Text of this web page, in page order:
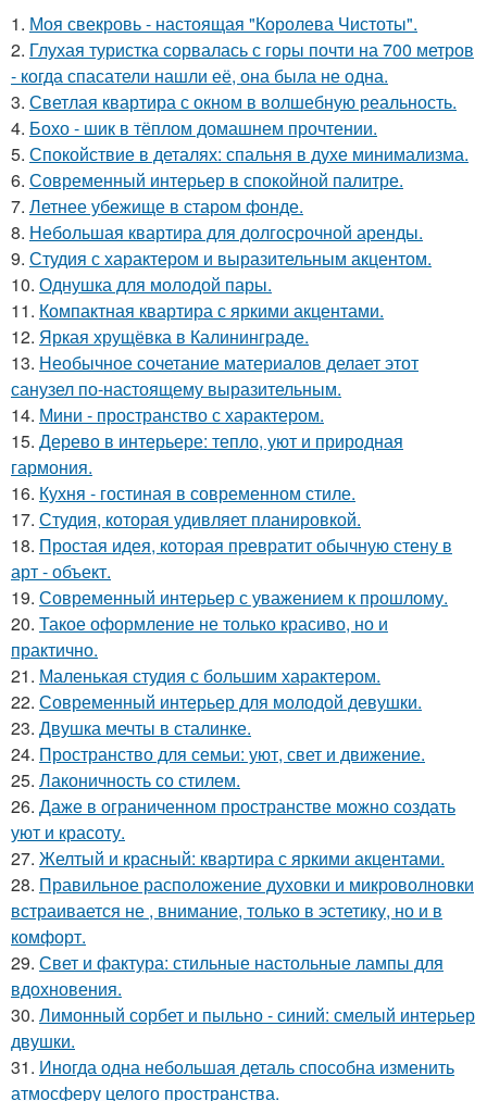
1. Моя свекровь - настоящая "Королева Чистоты".
2. Глухая туристка сорвалась с горы почти на 700 метров
- когда спасатели нашли её, она была не одна.
3. Светлая квартира с окном в волшебную реальность.
4. Бохо - шик в тёплом домашнем прочтении.
5. Спокойствие в деталях: спальня в духе минимализма.
6. Современный интерьер в спокойной палитре.
7. Летнее убежище в старом фонде.
8. Небольшая квартира для долгосрочной аренды.
9. Студия с характером и выразительным акцентом.
10. Однушка для молодой пары.
11. Компактная квартира с яркими акцентами.
12. Яркая хрущёвка в Калининграде.
13. Необычное сочетание материалов делает этот
санузел по-настоящему выразительным.
14. Мини - пространство с характером.
15. Дерево в интерьере: тепло, уют и природная
гармония.
16. Кухня - гостиная в современном стиле.
17. Студия, которая удивляет планировкой.
18. Простая идея, которая превратит обычную стену в
арт - объект.
19. Современный интерьер с уважением к прошлому.
20. Такое оформление не только красиво, но и
практично.
21. Маленькая студия с большим характером.
22. Современный интерьер для молодой девушки.
23. Двушка мечты в сталинке.
24. Пространство для семьи: уют, свет и движение.
25. Лаконичность со стилем.
26. Даже в ограниченном пространстве можно создать
уют и красоту.
27. Желтый и красный: квартира с яркими акцентами.
28. Правильное расположение духовки и микроволновки
встраивается не , внимание, только в эстетику, но и в
комфорт.
29. Свет и фактура: стильные настольные лампы для
вдохновения.
30. Лимонный сорбет и пыльно - синий: смелый интерьер
двушки.
31. Иногда одна небольшая деталь способна изменить
атмосферу целого пространства.